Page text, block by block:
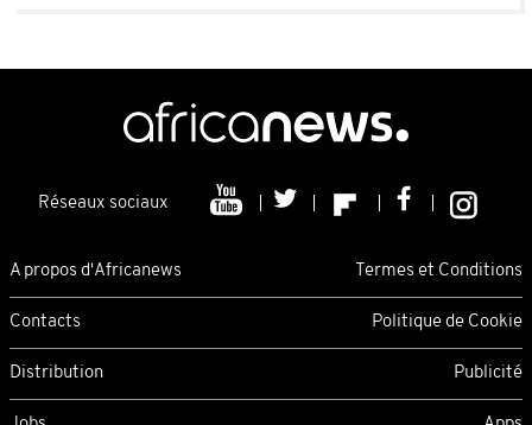
Réseaux sociaux
A propos d'Africanews Termes et Conditions
Contacts Politique de Cookie
Distribution Publicité